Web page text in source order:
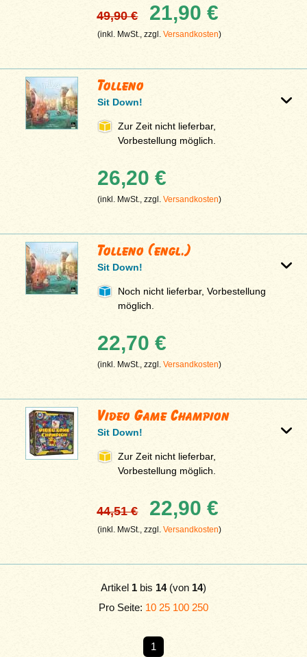
49,90 € 21,90 €
(inkl. MwSt., zzgl.Versandkosten)
Tolleno
Sit Down!
Zur Zeit nicht lieferbar,
Vorbestellung möglich.
26,20 €
(inkl. MwSt., zzgl.Versandkosten)
Tolleno (engl.)
Sit Down!
Noch nicht lieferbar, Vorbestellung
möglich.
22,70 €
(inkl. MwSt., zzgl.Versandkosten)
Video Game Champion
Sit Down!
Zur Zeit nicht lieferbar,
Vorbestellung möglich.
44,51 € 22,90 €
(inkl. MwSt., zzgl.Versandkosten)
Artikel 1 bis 14(von 14)
Pro Seite: 10 25 100 250
1